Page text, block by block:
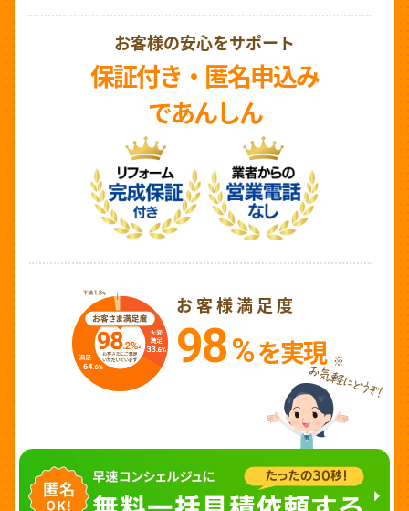
お客様の安心をサポート
保証付き・匿名申込み
であんしん
お客様満足度
98%を実現 ※